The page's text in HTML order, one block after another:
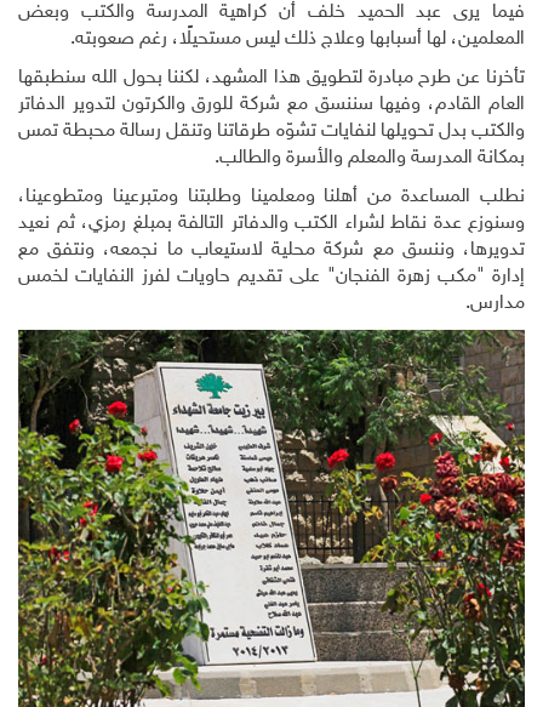
فيما يرى عبد الحميد خلف أن كراهية المدرسة والكتب وبعض
المعلمين، لها أسبابها وعلاج ذلك ليس مستحيلًا، رغم صعوبته.
تأخرنا عن طرح مبادرة لتطويق هذا المشهد، لكننا بحول الله سنطبقها
العام القادم، وفيها سننسق مع شركة للورق والكرتون لتدوير الدفاتر
والكتب بدل تحويلها لنفايات تشوّه طرقاتنا وتنقل رسالة محبطة تمس
بمكانة المدرسة والمعلم والأسرة والطالب.
نطلب المساعدة من أهلنا ومعلمينا وطلبتنا ومتبرعينا ومتطوعينا،
وسنوزع عدة نقاط لشراء الكتب والدفاتر التالفة بمبلغ رمزي، ثم نعيد
تدويرها، وننسق مع شركة محلية لاستيعاب ما نجمعه، ونتفق مع
إدارة "مكب زهرة الفنجان" على تقديم حاويات لفرز النفايات لخمس
مدارس.